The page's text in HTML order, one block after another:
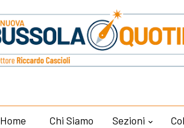
Home Chi Siamo Sezioni